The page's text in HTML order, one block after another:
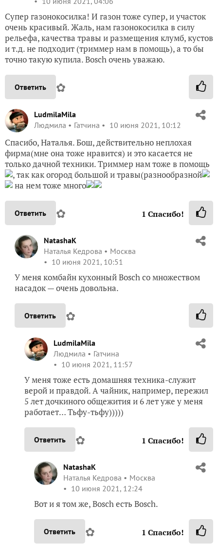
Супер газонокосилка! И газон тоже супер, и участок
очень красивый. Жаль, нам газонокосилка в силу
рельефа, качества травы и размещения клумб, кустов
и т.д. не подходит (триммер нам в помощь), а то бы
точно такую купила. Bosch очень уважаю.
Ответить ✿
LudmilaMila
Людмила
Гатчина 10 июня 2021, 10:12
Спасибо, Наталья. Бош, действительно неплохая
фирма(мне она тоже нравится) и это касается не
только дачной техники. Триммер нам тоже в помощь
, так как огород большой и травы(разнообразной
на нем тоже много
Ответить ✿ 1 Спасибо!
NatashaK
Наталья Кедрова
Москва
10 июня 2021, 10:51
У меня комбайн кухонный Bosch со множеством
насадок — очень довольна.
Ответить ✿
LudmilaMila
Людмила
Гатчина
10 июня 2021, 11:57
У меня тоже есть домашняя техника-служит
верой и правдой. А чайник, например, пережил
5 лет дочкиного общежития и 6 лет уже у меня
работает… Тьфу-тьфу)))))
Ответить ✿ 1 Спасибо!
NatashaK
Наталья Кедрова
Москва
10 июня 2021, 12:24
Вот и я том же, Bosch есть Bosch.
Ответить ✿ 1 Спасибо!